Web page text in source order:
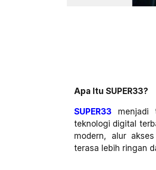
Apa Itu SUPER33?
SUPER33 menjadi
teknologi digital
modern, alur
terasa lebih ringan